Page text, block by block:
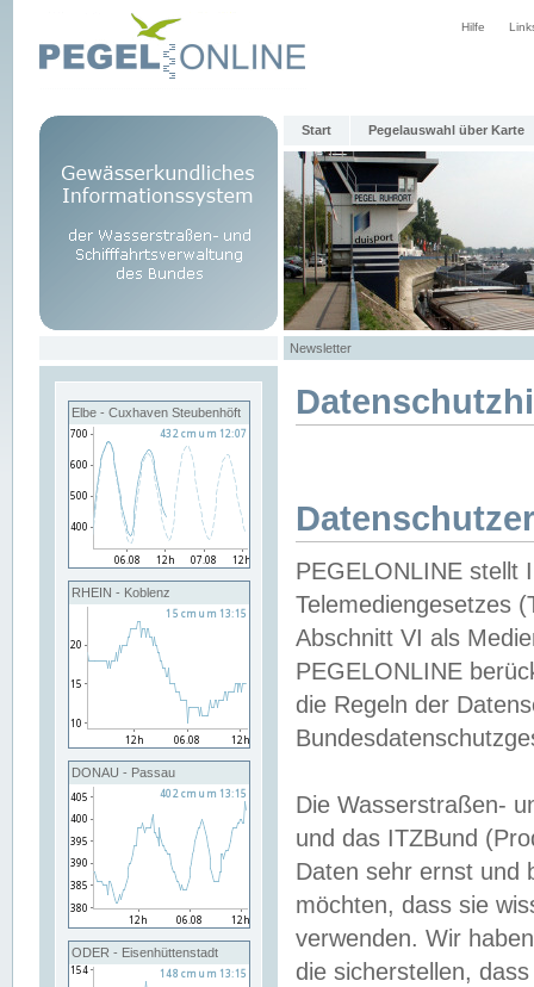
Hilfe
Start Pegelauswahl über Karte
Newsletter
Elbe - Cuxhaven Steubenhöft
RHEIN - Koblenz
DONAU - Passau
ODER - Eisenhüttenstadt
PEGELONLINE stellt
Telemediengesetzes
Abschnitt VI als
PEGELONLINE
die Regeln der
Die Wasserstraßen-
und das ITZBund
Daten sehr ernst und
möchten, dass sie
verwenden. Wir
die sicherstellen,